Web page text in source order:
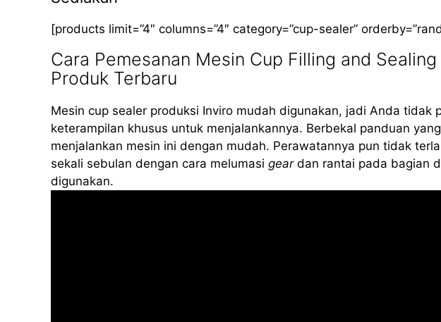
[products limit=”4″ columns=”4″ category=”cup-sealer”
Cara Pemesanan Mesin Cup Filling and Sealing
Produk Terbaru
Mesin cup sealer produksi Inviro mudah digunakan, jadi Anda tidak
keterampilan khusus untuk menjalankannya. Berbekal panduan
menjalankan mesin ini dengan mudah. Perawatannya pun tidak
sekali sebulan dengan cara melumasi geardan rantai pada bagian
digunakan.